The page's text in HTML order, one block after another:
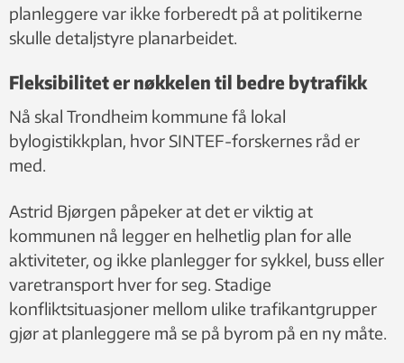
planleggere var ikke forberedt på at politikerne
skulle detaljstyre planarbeidet.
Fleksibilitet er nøkkelen til bedre bytrafikk
Nå skal Trondheim kommune få lokal
bylogistikkplan, hvor SINTEF-forskernes råd er
med.
Astrid Bjørgen påpeker at det er viktig at
kommunen nå legger en helhetlig plan for alle
aktiviteter, og ikke planlegger for sykkel, buss eller
varetransport hver for seg. Stadige
konfliktsituasjoner mellom ulike trafikantgrupper
gjør at planleggere må se på byrom på en ny måte.